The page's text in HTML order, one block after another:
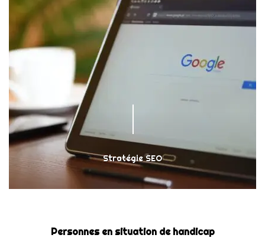
Stratégie SEO
Personnes en situation de handicap